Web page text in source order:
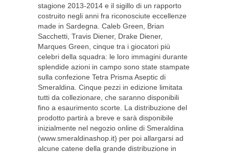
stagione 2013-2014 e il sigillo di un rapporto
costruito negli anni fra riconosciute eccellenze
made in Sardegna. Caleb Green, Brian
Sacchetti, Travis Diener, Drake Diener,
Marques Green, cinque tra i giocatori più
celebri della squadra: le loro immagini durante
splendide azioni in campo sono state stampate
sulla confezione Tetra Prisma Aseptic di
Smeraldina. Cinque pezzi in edizione limitata
tutti da collezionare, che saranno disponibili
fino a esaurimento scorte. La distribuzione del
prodotto partirà a breve e sarà disponibile
inizialmente nel negozio online di Smeraldina
(www.smeraldinashop.it) per poi allargarsi ad
alcune catene della grande distribuzione in